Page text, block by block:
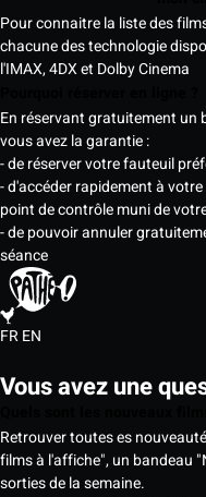
Pour connaitre la liste des
chacune des technologie
l'IMAX, 4DX et Dolby Cinema
En réservant gratuitement un
vous avez la garantie :
- de réserver votre fauteuil
- d'accéder rapidement à
point de contrôle muni de
- de pouvoir annuler
séance
FREN
Vous avez une
Retrouver toutes es
films à l'affiche", un bandeau
sorties de la semaine.